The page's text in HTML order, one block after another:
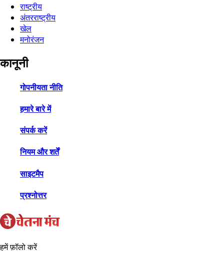
राष्ट्रीय
अंतरराष्ट्रीय
खेल
मनोरंजन
कानूनी
गोपनीयता नीति
हमारे बारे में
संपर्क करें
नियम और शर्तें
साइटमैप
प्रश्नोत्तर
हमें फ़ॉलो करें